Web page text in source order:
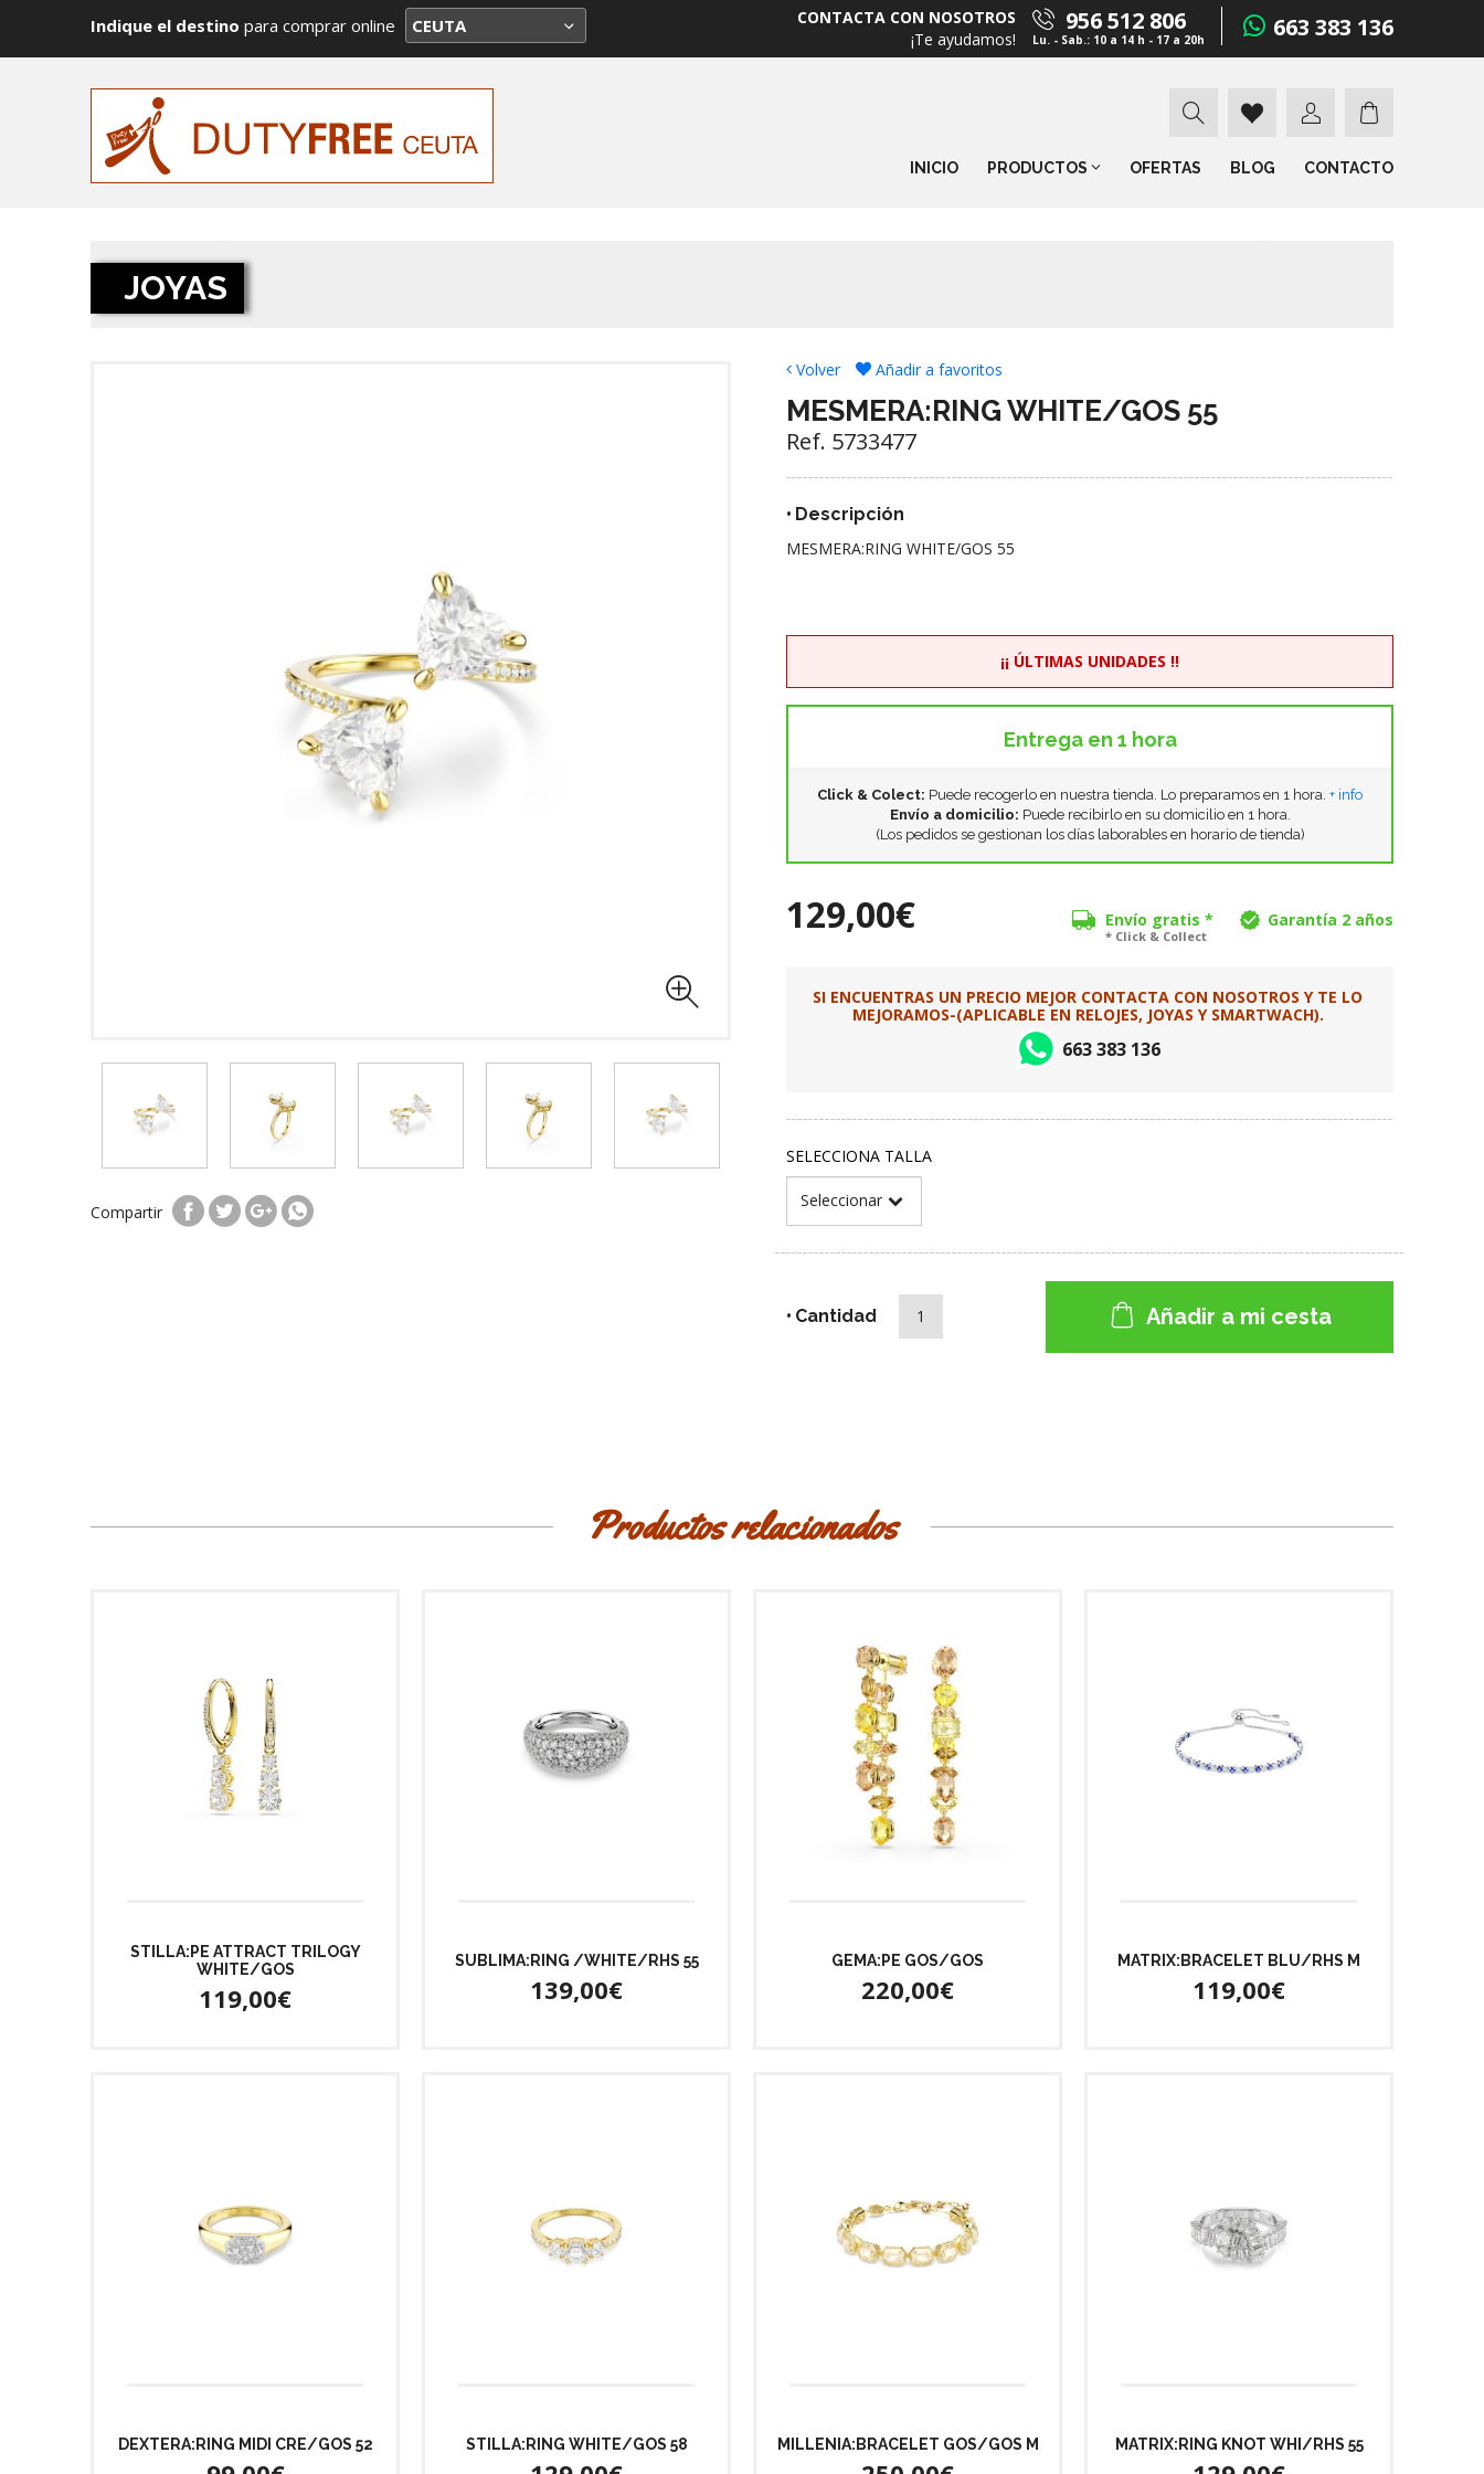
Indique el destino para comprar online 956 512 806
Lu. - Sab.: 10 a 14 h - 17 a 20h 663 383 136
CONTACTA CON NOSOTROS
¡Te ayudamos!
INICIO PRODUCTOS OFERTAS BLOG CONTACTO
JOYAS
Compartir
Volver Añadir a favoritos
MESMERA:RING WHITE/GOS 55
Ref. 5733477
Descripción
MESMERA:RING WHITE/GOS 55
¡¡ ÚLTIMAS UNIDADES !!
Entrega en 1 hora
Click & Colect: Puede recogerlo en nuestra tienda. Lo preparamos en 1 hora. + info
Envío a domicilio: Puede recibirlo en su domicilio en 1 hora.
(Los pedidos se gestionan los días laborables en horario de tienda)
129,00€ Envío gratis *
* Click & Collect
Garantía 2 años
SI ENCUENTRAS UN PRECIO MEJOR CONTACTA CON NOSOTROS Y TE LO
MEJORAMOS-(APLICABLE EN RELOJES, JOYAS Y SMARTWACH).
663 383 136
SELECCIONA TALLA
Cantidad Añadir a mi cesta
Productos relacionados
STILLA:PE ATTRACT TRILOGY
WHITE/GOS
119,00€
SUBLIMA:RING /WHITE/RHS 55
139,00€
GEMA:PE GOS/GOS
220,00€
MATRIX:BRACELET BLU/RHS M
119,00€
DEXTERA:RING MIDI CRE/GOS 52 STILLA:RING WHITE/GOS 58 MILLENIA:BRACELET GOS/GOS M MATRIX:RING KNOT WHI/RHS 55